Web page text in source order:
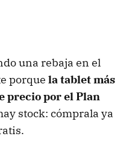
una rebaja en el
porque la tablet más
precio por el Plan
stock: cómprala ya